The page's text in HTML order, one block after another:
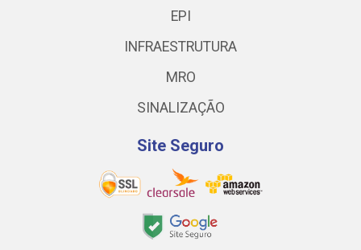
EPI
INFRAESTRUTURA
MRO
SINALIZAÇÃO
Site Seguro